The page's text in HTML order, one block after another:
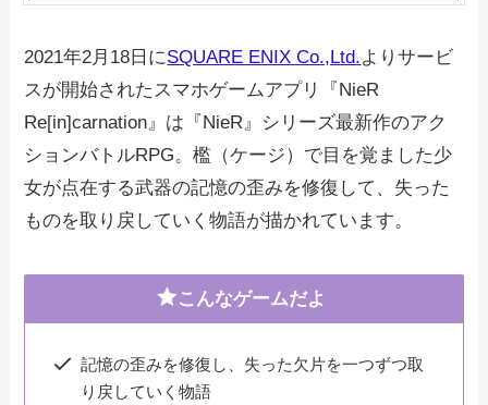
2021年2月18日にSQUARE ENIX Co.,Ltd.よりサービ
スが開始されたスマホゲームアプリ『NieR
Re[in]carnation』は『NieR』シリーズ最新作のアク
ションバトルRPG。檻（ケージ）で目を覚ました少
女が点在する武器の記憶の歪みを修復して、失った
ものを取り戻していく物語が描かれています。
こんなゲームだよ
記憶の歪みを修復し、失った欠片を一つずつ取
り戻していく物語